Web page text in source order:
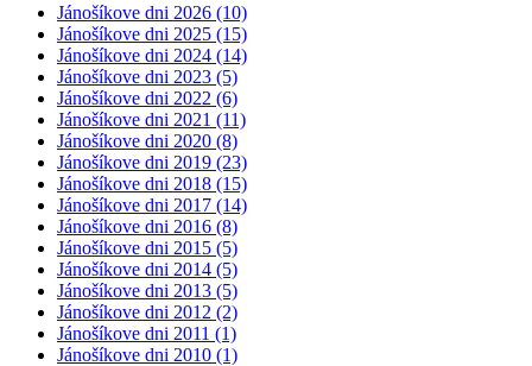
Jánošíkove dni 2026 (10)
Jánošíkove dni 2025 (15)
Jánošíkove dni 2024 (14)
Jánošíkove dni 2023 (5)
Jánošíkove dni 2022 (6)
Jánošíkove dni 2021 (11)
Jánošíkove dni 2020 (8)
Jánošíkove dni 2019 (23)
Jánošíkove dni 2018 (15)
Jánošíkove dni 2017 (14)
Jánošíkove dni 2016 (8)
Jánošíkove dni 2015 (5)
Jánošíkove dni 2014 (5)
Jánošíkove dni 2013 (5)
Jánošíkove dni 2012 (2)
Jánošíkove dni 2011 (1)
Jánošíkove dni 2010 (1)